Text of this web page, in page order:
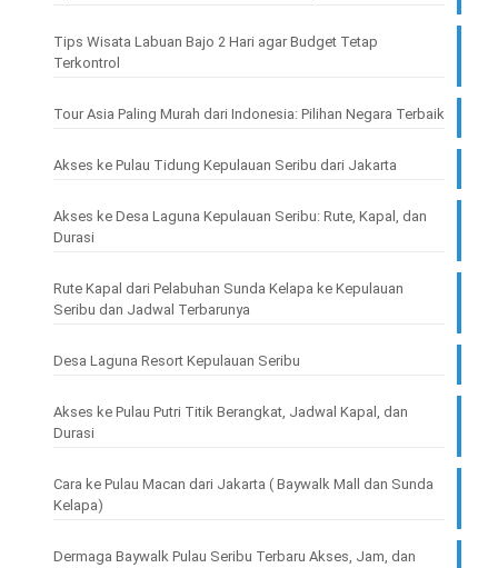
Tips Wisata Labuan Bajo 2 Hari agar Budget Tetap
Terkontrol
Tour Asia Paling Murah dari Indonesia: Pilihan Negara Terbaik
Akses ke Pulau Tidung Kepulauan Seribu dari Jakarta
Akses ke Desa Laguna Kepulauan Seribu: Rute, Kapal, dan
Durasi
Rute Kapal dari Pelabuhan Sunda Kelapa ke Kepulauan
Seribu dan Jadwal Terbarunya
Desa Laguna Resort Kepulauan Seribu
Akses ke Pulau Putri Titik Berangkat, Jadwal Kapal, dan
Durasi
Cara ke Pulau Macan dari Jakarta ( Baywalk Mall dan Sunda
Kelapa)
Dermaga Baywalk Pulau Seribu Terbaru Akses, Jam, dan